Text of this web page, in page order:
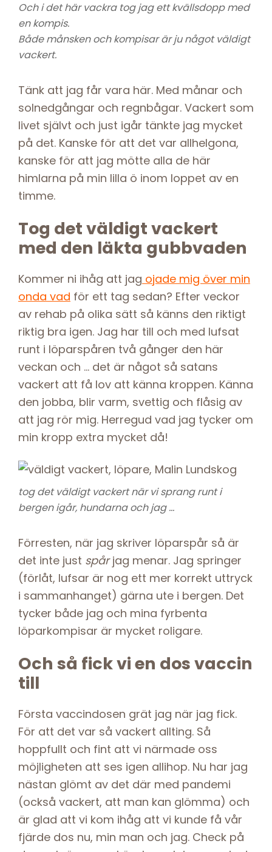
Och i det här vackra tog jag ett kvällsdopp med
en kompis.
Både månsken och kompisar är ju något väldigt
vackert.
Tänk att jag får vara här. Med månar och
solnedgångar och regnbågar. Vackert som
livet självt och just igår tänkte jag mycket
på det. Kanske för att det var allhelgona,
kanske för att jag mötte alla de här
himlarna på min lilla ö inom loppet av en
timme.
Tog det väldigt vackert
med den läkta gubbvaden
Kommer ni ihåg att jag ojade mig över min
onda vad för ett tag sedan? Efter veckor
av rehab på olika sätt så känns den riktigt
riktig bra igen. Jag har till och med lufsat
runt i löparspåren två gånger den här
veckan och … det är något så satans
vackert att få lov att känna kroppen. Känna
den jobba, blir varm, svettig och flåsig av
att jag rör mig. Herregud vad jag tycker om
min kropp extra mycket då!
tog det väldigt vackert när vi sprang runt i
bergen igår, hundarna och jag …
Förresten, när jag skriver löparspår så är
det inte just spårjag menar. Jag springer
(förlåt, lufsar är nog ett mer korrekt uttryck
i sammanhanget) gärna ute i bergen. Det
tycker både jag och mina fyrbenta
löparkompisar är mycket roligare.
Och så fick vi en dos vaccin
till
Första vaccindosen grät jag när jag fick.
För att det var så vackert allting. Så
hoppfullt och fint att vi närmade oss
möjligheten att ses igen allihop. Nu har jag
nästan glömt av det där med pandemi
(också vackert, att man kan glömma) och
är glad att vi kom ihåg att vi kunde få vår
fjärde dos nu, min man och jag. Check på